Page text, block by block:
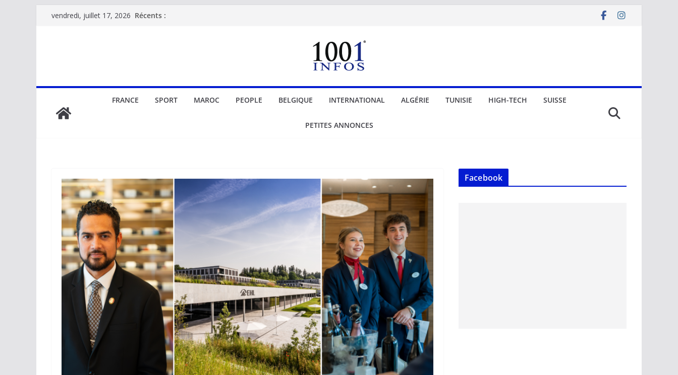
Passervendredi, juillet 17, 2026 Récents :
FRANCE SPORT MAROC PEOPLE BELGIQUE INTERNATIONAL ALGÉRIE TUNISIE HIGH-TECH SUISSE
PETITES ANNONCES
Facebook